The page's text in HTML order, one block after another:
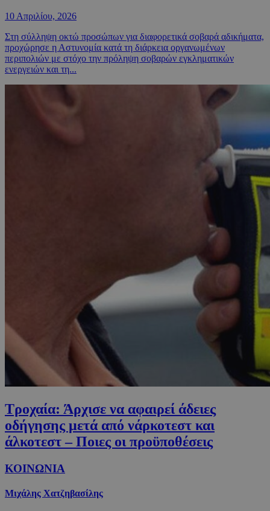
10 Απριλίου, 2026
Στη σύλληψη οκτώ προσώπων για διαφορετικά σοβαρά αδικήματα,
προχώρησε η Αστυνομία κατά τη διάρκεια οργανωμένων
περιπολιών με στόχο την πρόληψη σοβαρών εγκληματικών
ενεργειών και τη...
Τροχαία: Άρχισε να αφαιρεί άδειες
οδήγησης μετά από νάρκοτεστ και
άλκοτεστ – Ποιες οι προϋποθέσεις
ΚΟΙΝΩΝΙΑ
Μιχάλης Χατζηβασίλης